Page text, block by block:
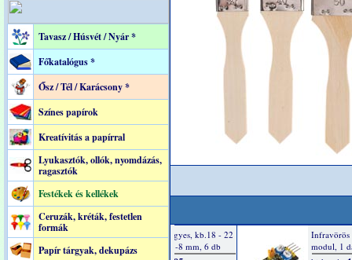
Tavasz / Húsvét / Nyár *
Főkatalógus *
Ősz / Tél / Karácsony *
Színes papírok
Kreatívitás a papírral
Lyukasztók, ollók, nyomdázás,
ragasztók
Festékek és kellékek
Ceruzák, kréták, festetlen
formák
Papír tárgyak, dekupázs